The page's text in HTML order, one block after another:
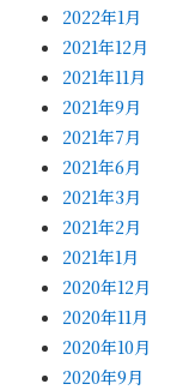
2022年1月
2021年12月
2021年11月
2021年9月
2021年7月
2021年6月
2021年3月
2021年2月
2021年1月
2020年12月
2020年11月
2020年10月
2020年9月